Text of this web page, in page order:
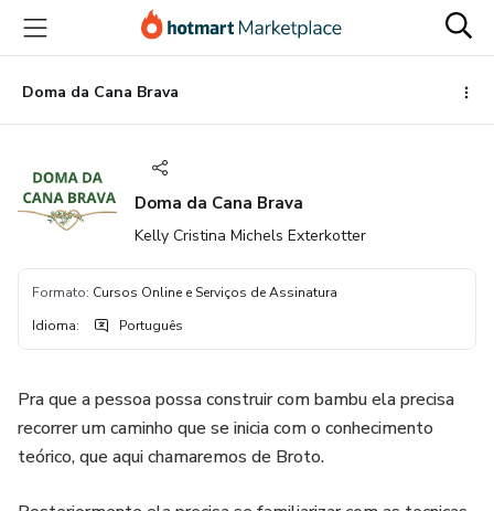
para
conteúdo
principal
para
pagamento
para
rodapé
Doma da Cana Brava
Doma da Cana Brava
Kelly Cristina Michels Exterkotter
Formato: Cursos Online e Serviços de Assinatura
Idioma: Português
Pra que a pessoa possa construir com bambu ela precisa
recorrer um caminho que se inicia com o conhecimento
teórico, que aqui chamaremos de Broto.